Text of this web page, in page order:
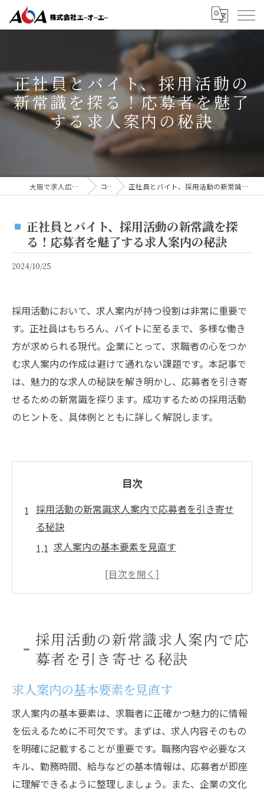
正社員とバイト、採用活動の
新常識を探る！応募者を魅了
する求人案内の秘訣
大阪で求人広告なら株式会社AOA コラム 正社員とバイト、採用活動の新常識を探る！応募者を魅了する求人案内の秘訣
正社員とバイト、採用活動の新常識を探
る！応募者を魅了する求人案内の秘訣
2024/10/25
採用活動において、求人案内が持つ役割は非常に重要で
す。正社員はもちろん、バイトに至るまで、多様な働き
方が求められる現代。企業にとって、求職者の心をつか
む求人案内の作成は避けて通れない課題です。本記事で
は、魅力的な求人の秘訣を解き明かし、応募者を引き寄
せるための新常識を探ります。成功するための採用活動
のヒントを、具体例とともに詳しく解説します。
目次
採用活動の新常識求人案内で応募者を引き寄せ
る秘訣
求人案内の基本要素を見直す
ターゲットに応じた求人情報のカスタマイ
デジタル時代における求人案内の最適化
応募者のエンゲージメントを高める方法
正社員とバイトの求人案内魅力的なアプローチ
正社員求人の効果的なポイント
バイト応募を増やすための視点
各雇用形態に応じた求人の差別化
柔軟な働き方を提案する求人術
採用活動の新常識求人案内で応
募者を引き寄せる秘訣
求人案内の基本要素を見直す
求人案内の基本要素は、求職者に正確かつ魅力的に情報
を伝えるために不可欠です。まずは、求人内容そのもの
を明確に記載することが重要です。職務内容や必要なス
キル、勤務時間、給与などの基本情報は、応募者が即座
に理解できるように整理しましょう。また、企業の文化